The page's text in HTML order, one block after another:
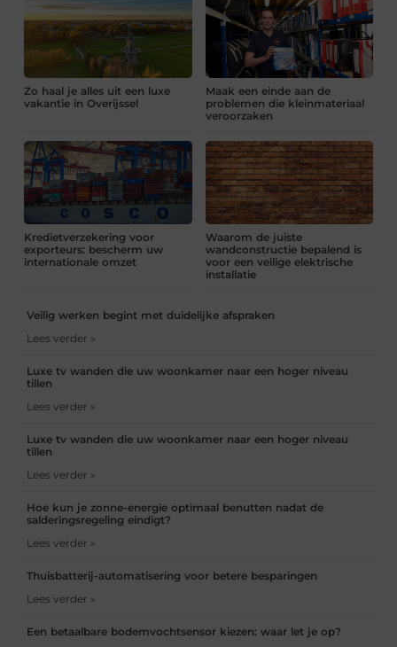
Zo haal je alles uit een luxe
vakantie in Overijssel
Maak een einde aan de
problemen die kleinmateriaal
veroorzaken
Kredietverzekering voor
exporteurs: bescherm uw
internationale omzet
Waarom de juiste
wandconstructie bepalend is
voor een veilige elektrische
installatie
Veilig werken begint met duidelijke afspraken
Lees verder »
Luxe tv wanden die uw woonkamer naar een hoger niveau
tillen
Lees verder »
Luxe tv wanden die uw woonkamer naar een hoger niveau
tillen
Lees verder »
Hoe kun je zonne-energie optimaal benutten nadat de
salderingsregeling eindigt?
Lees verder »
Thuisbatterij-automatisering voor betere besparingen
Lees verder »
Een betaalbare bodemvochtsensor kiezen: waar let je op?